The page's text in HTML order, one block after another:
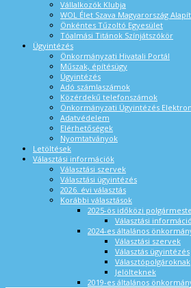
Vállalkozók Klubja
WOL Élet Szava Magyarország
Önkéntes Tűzoltó Egyesület
Tóalmási Titánok Színjátszókör
Ügyintézés
Önkormányzati Hivatali Portál
Műszak, építésügy
Ügyintézés
Adó számlaszámok
Közérdekű telefonszámok
Önkormányzati Ügyintézés
Adatvédelem
Elérhetőségek
Nyomtatványok
Letöltések
Választási információk
Választási szervek
Választási ügyintézés
2026. évi választás
Korábbi választások
2025-ös időközi
Választási
2024-es általános
Választási szervek
Választás ügyintézés
Választópolgároknak
Jelölteknek
2019-es általános